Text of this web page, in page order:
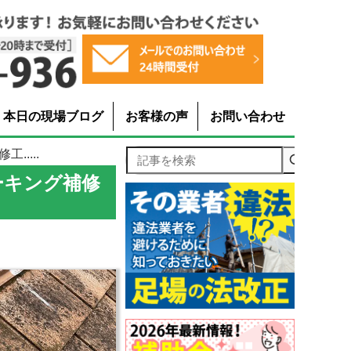
本日の現場ブログ お客様の声 お問い合わせ
工.....
ング補修
記事を検索